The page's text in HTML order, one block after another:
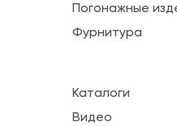
Погонажные
Фурнитура
Каталоги
Видео